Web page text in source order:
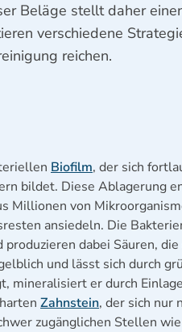
Beläge stellt daher
verschiedene
reichen.
Biofilm, der sich
bildet. Diese Ablagerung
Millionen von
ansiedeln. Die
dabei Säuren, die
und lässt sich durch
mineralisiert er durch
Zahnstein, der sich nur
zugänglichen Stellen